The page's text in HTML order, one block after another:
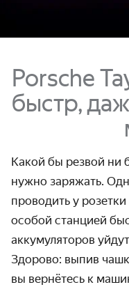
Porsche
быстр,
Какой бы резвой ни
нужно заряжать.
проводить у розетки
особой станцией
аккумуляторов
Здорово: выпив
вы вернётесь к